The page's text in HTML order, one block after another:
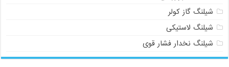
شیلنگ گاز کولر
شیلنگ لاستیکی
شیلنگ نخدار فشار قوی